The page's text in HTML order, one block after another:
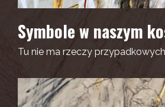
Symbole w naszym
Tu nie ma rzeczy